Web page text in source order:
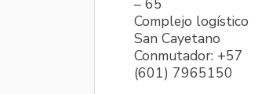
– 65
Complejo logístico
San Cayetano
Conmutador: +57
(601) 7965150